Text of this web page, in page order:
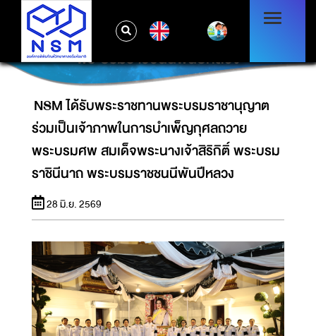
NSM ได้รับพระราชทานพระบรมราชานุญาต
ร่วมเป็นเจ้าภาพในการบำเพ็ญกุศลถวายพระบรม
ศพ สมเด็จพระนางเจ้าสิริกิติ์ พระบรมราชินีนาถ
พระบรมราชชนนีพันปีหลวง
NSM ได้รับพระราชทานพระบรมราชานุญาต
ร่วมเป็นเจ้าภาพในการบำเพ็ญกุศลถวาย
พระบรมศพ สมเด็จพระนางเจ้าสิริกิติ์ พระบรม
ราชินีนาถ พระบรมราชชนนีพันปีหลวง
28 มิ.ย. 2569